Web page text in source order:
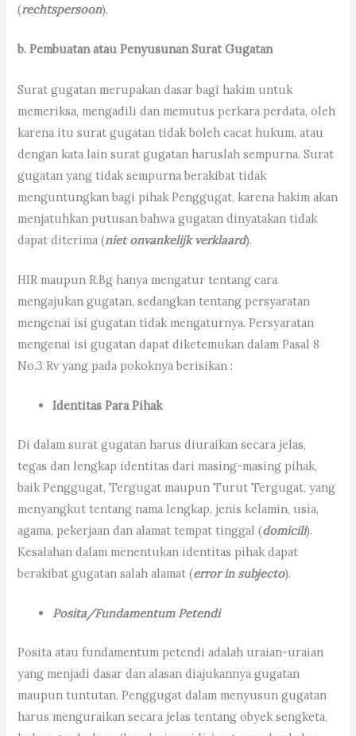
(rechtspersoon).
b. Pembuatan atau Penyusunan Surat Gugatan
Surat gugatan merupakan dasar bagi hakim untuk
memeriksa, mengadili dan memutus perkara perdata, oleh
karena itu surat gugatan tidak boleh cacat hukum, atau
dengan kata lain surat gugatan haruslah sempurna. Surat
gugatan yang tidak sempurna berakibat tidak
menguntungkan bagi pihak Penggugat, karena hakim akan
menjatuhkan putusan bahwa gugatan dinyatakan tidak
dapat diterima (niet onvankelijk verklaard).
HIR maupun R.Bg hanya mengatur tentang cara
mengajukan gugatan, sedangkan tentang persyaratan
mengenai isi gugatan tidak mengaturnya. Persyaratan
mengenai isi gugatan dapat diketemukan dalam Pasal 8
No.3 Rv yang pada pokoknya berisikan :
Identitas Para Pihak
Di dalam surat gugatan harus diuraikan secara jelas,
tegas dan lengkap identitas dari masing-masing pihak,
baik Penggugat, Tergugat maupun Turut Tergugat, yang
menyangkut tentang nama lengkap, jenis kelamin, usia,
agama, pekerjaan dan alamat tempat tinggal (domicili).
Kesalahan dalam menentukan identitas pihak dapat
berakibat gugatan salah alamat (error in subjecto).
Posita/Fundamentum Petendi
Posita atau fundamentum petendi adalah uraian-uraian
yang menjadi dasar dan alasan diajukannya gugatan
maupun tuntutan. Penggugat dalam menyusun gugatan
harus menguraikan secara jelas tentang obyek sengketa,